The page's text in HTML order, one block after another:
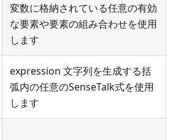
変数に格納されている任意の有効
な要素や要素の組み合わせを使用
します
expression 文字列を生成する括
弧内の任意のSenseTalk式を使用
します